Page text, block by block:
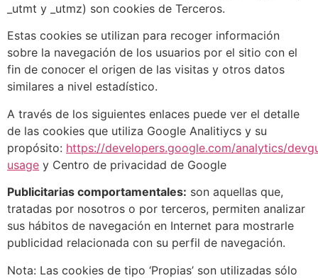
_utmt y _utmz) son cookies de Terceros.
Estas cookies se utilizan para recoger información
sobre la navegación de los usuarios por el sitio con el
fin de conocer el origen de las visitas y otros datos
similares a nivel estadístico.
A través de los siguientes enlaces puede ver el detalle
de las cookies que utiliza Google Analitiycs y su
propósito: https://developers.google.com/analytics/
usage y Centro de privacidad de Google
Publicitarias comportamentales: son aquellas que,
tratadas por nosotros o por terceros, permiten analizar
sus hábitos de navegación en Internet para mostrarle
publicidad relacionada con su perfil de navegación.
Nota: Las cookies de tipo ‘Propias’ son utilizadas sólo